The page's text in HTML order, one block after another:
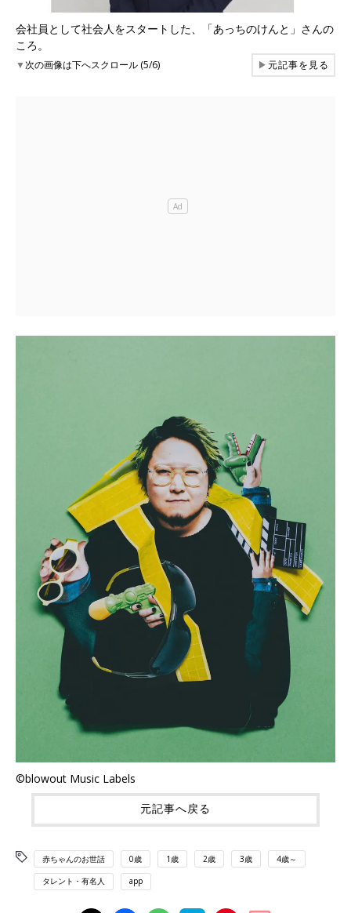
会社員として社会人をスタートした、「あっちのけんと」さんの
ころ。
▼次の画像は下へスクロール (5/6) ▶元記事を見る
©blowout Music Labels
元記事へ戻る
赤ちゃんのお世話 0歳 1歳 2歳 3歳 4歳～
タレント・有名人 app